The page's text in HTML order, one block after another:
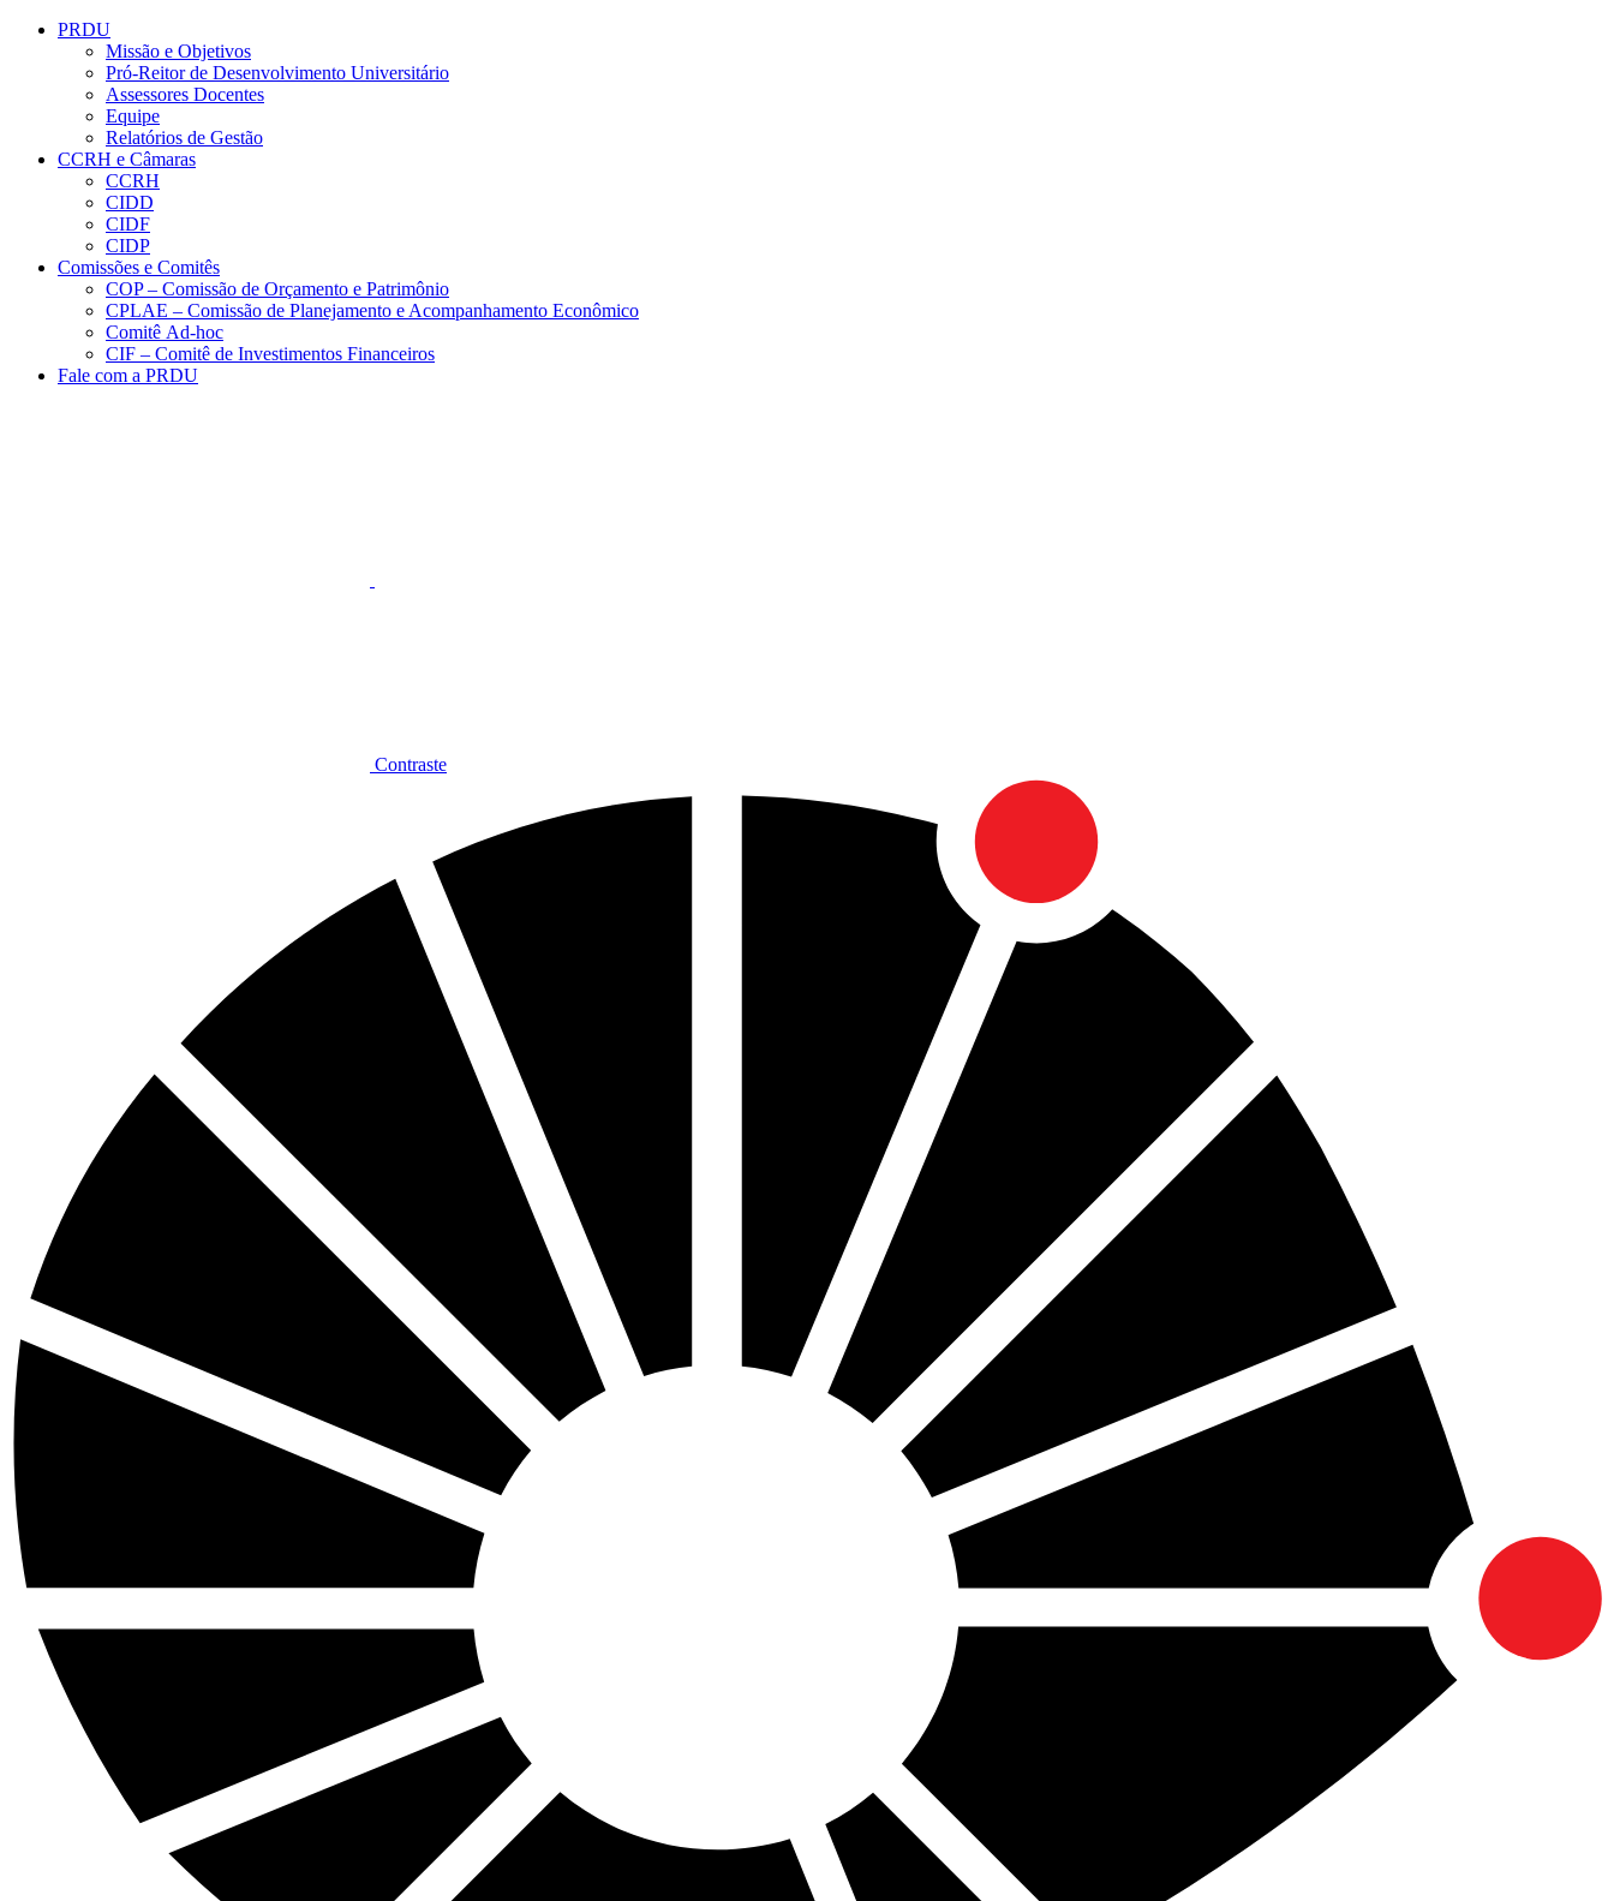
Conteúdo principal
PRDU
Missão e Objetivos
Pró-Reitor de Desenvolvimento Universitário
Assessores Docentes
Equipe
Relatórios de Gestão
CCRH e Câmaras
CCRH
CIDD
CIDF
CIDP
Comissões e Comitês
COP – Comissão de Orçamento e Patrimônio
CPLAE – Comissão de Planejamento e Acompanhamento Econômico
Comitê Ad-hoc
CIF – Comitê de Investimentos Financeiros
Fale com a PRDU
Contraste